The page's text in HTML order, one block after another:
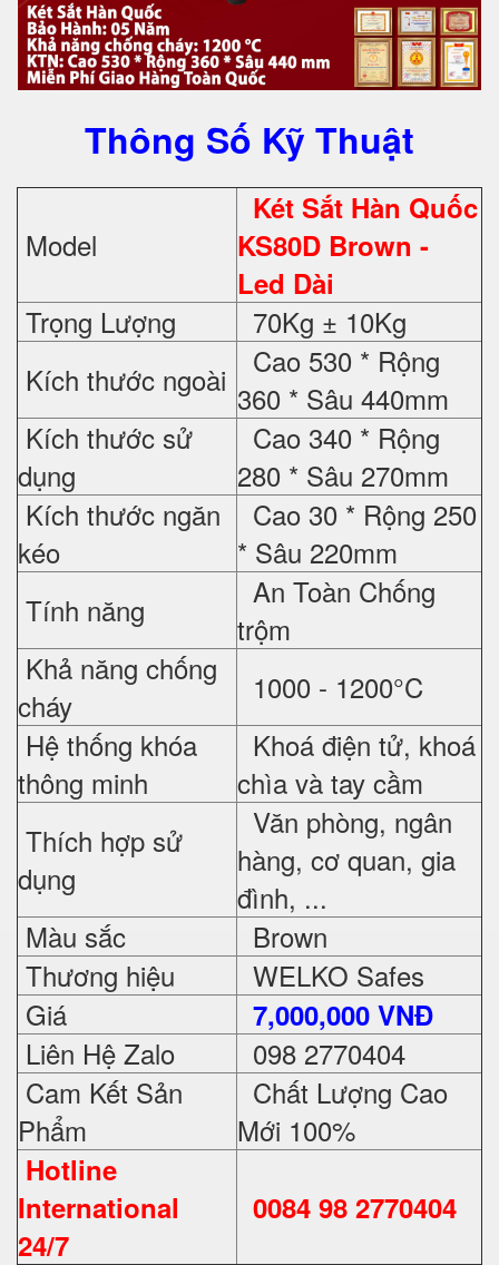
Thông Số Kỹ Thuật
Model
Két Sắt Hàn Quốc
KS80D Brown -
Led Dài
Trọng Lượng
70Kg ± 10Kg
Kích thước ngoài
Cao 530 * Rộng
360 * Sâu 440mm
Kích thước sử
dụng
Cao 340 * Rộng
280 * Sâu 270mm
Kích thước ngăn
kéo
Cao 30 * Rộng 250
* Sâu 220mm
Tính năng
An Toàn Chống
trộm
Khả năng chống
cháy
1000 - 1200°C
Hệ thống khóa
thông minh
Khoá điện tử, khoá
chìa và tay cầm
Thích hợp sử
dụng
Văn phòng, ngân
hàng, cơ quan, gia
đình, ...
Màu sắc
Brown
Thương hiệu
WELKO Safes
Giá
7,000,000 VNĐ
Liên Hệ Zalo
098 2770404
Cam Kết Sản
Phẩm
Chất Lượng Cao
Mới 100%
Hotline
International
24/7
0084 98 2770404